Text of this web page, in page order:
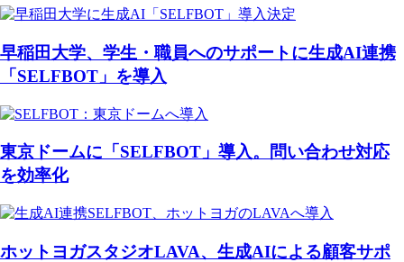
早稲田大学、学生・職員へのサポートに生成AI連携
「SELFBOT」を導入
東京ドームに「SELFBOT」導入。問い合わせ対応
を効率化
ホットヨガスタジオLAVA、生成AIによる顧客サポ